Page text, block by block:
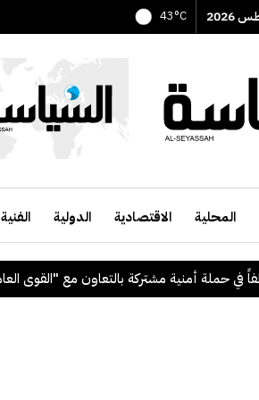
43°C
المحلية الاقتصادية الدولية الفنية